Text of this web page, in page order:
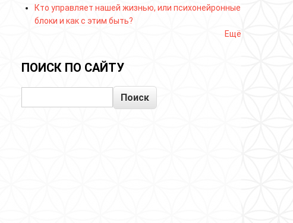
Кто управляет нашей жизнью, или психонейронные
блоки и как с этим быть?
Ещё
ПОИСК ПО САЙТУ